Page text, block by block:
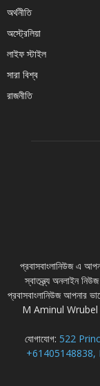
অর্থনীতি
অস্ট্রেলিয়া
লাইফ স্টাইল
সারা বিশ্ব
রাজনীতি
প্রবাসবাংলানিউজ এ
স্বাতন্ত্র্য অনলাইন
প্রবাসবাংলানিউজ
M Aminul
যোগাযোগ: 522
+61405148838,